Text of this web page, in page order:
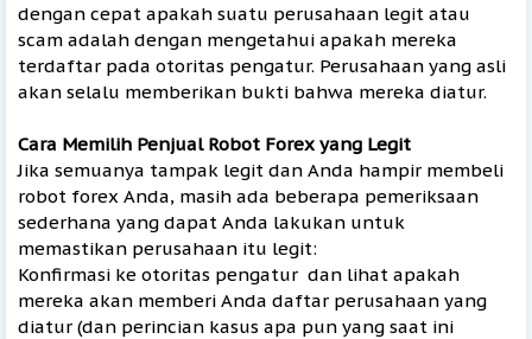
dengan cepat apakah suatu perusahaan legit atau
scam adalah dengan mengetahui apakah mereka
terdaftar pada otoritas pengatur. Perusahaan yang asli
akan selalu memberikan bukti bahwa mereka diatur.
Cara Memilih Penjual Robot Forex yang Legit
Jika semuanya tampak legit dan Anda hampir membeli
robot forex Anda, masih ada beberapa pemeriksaan
sederhana yang dapat Anda lakukan untuk
memastikan perusahaan itu legit:
Konfirmasi ke otoritas pengatur dan lihat apakah
mereka akan memberi Anda daftar perusahaan yang
diatur (dan perincian kasus apa pun yang saat ini